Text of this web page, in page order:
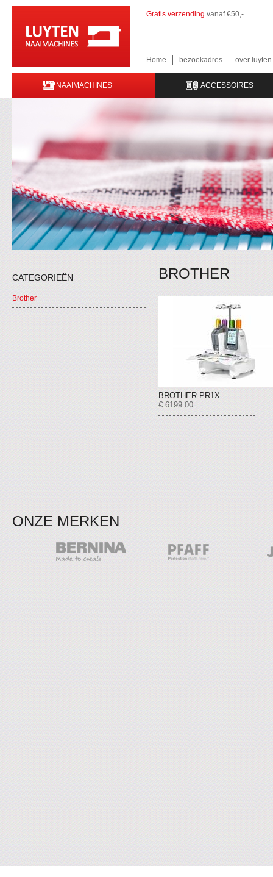
Gratis verzending vanaf €50,-
Home bezoekadres over
NAAIMACHINES ACCESSOIRES
CATEGORIEËN
Brother
BROTHER
BROTHER PR1X
€ 6199.00
ONZE MERKEN